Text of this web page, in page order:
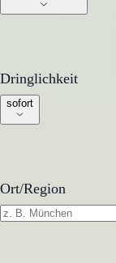
Dringlichkeit
Dringlichkeit
sofort
Ort/Region